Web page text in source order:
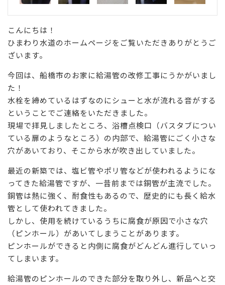
こんにちは！
ひまわり水道のホームページをご覧いただきありがとうご
ざいます。
今回は、船橋市のお家に給湯管の改修工事にうかがいまし
た！
水栓を締めているはずなのにシューと水が流れる音がする
ということでご連絡をいただきました。
現場で拝見しましたところ、浴槽点検口（バスタブについ
ている扉のようなところ）の内部で、給湯管にごく小さな
穴があいており、そこから水が吹き出していました。
最近の新築では、塩ビ管やポリ管などが使われるようにな
ってきた給湯管ですが、一昔前までは銅管が主流でした。
銅管は熱に強く、耐食性もあるので、歴史的にも長く給水
管として使われてきました。
しかし、使用を続けているうちに腐食が原因で小さな穴
（ピンホール）があいてしまうことがあります。
ピンホールができると内側に腐食がどんどん進行していっ
てしまいます。
給湯管のピンホールのできた部分を取り外し、新品へと交